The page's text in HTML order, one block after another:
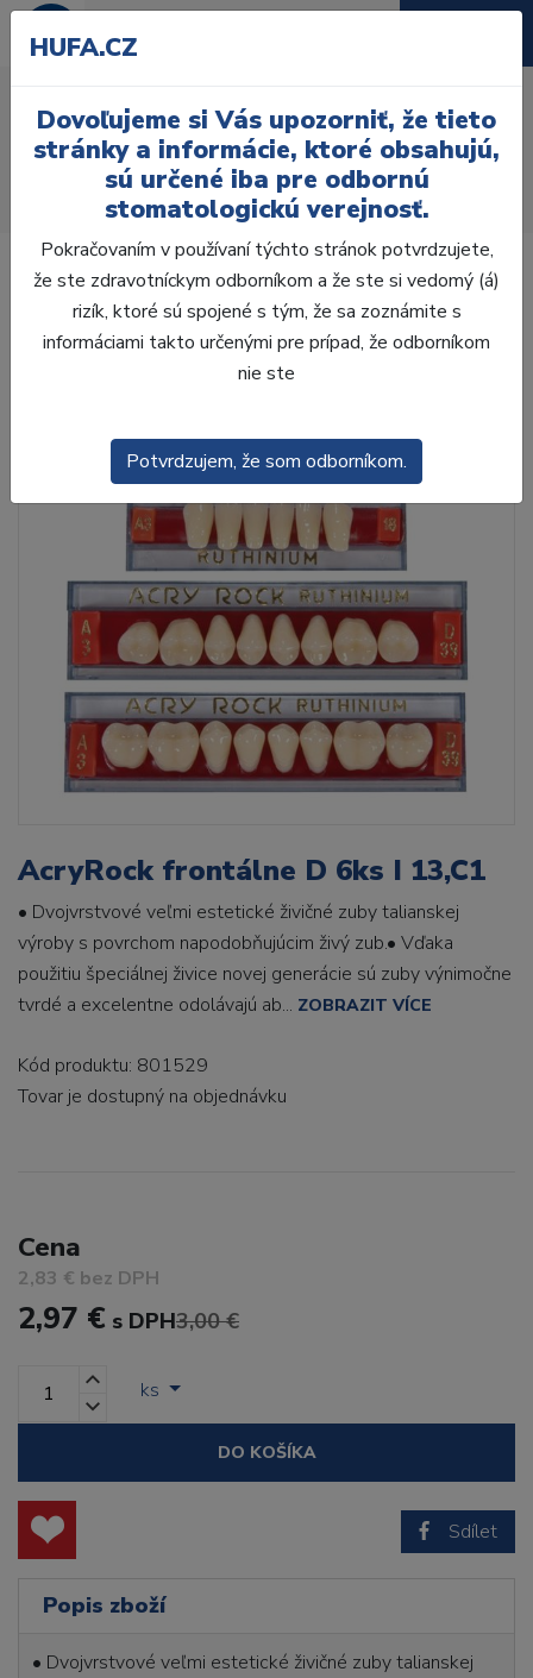
I 13,C1
Zuby
AcryRock
AcryRock frontálne D 6ks I 13,C1
AcryRock frontálne D 6ks I 13,C1
• Dvojvrstvové veľmi estetické živičné zuby talianskej
výroby s povrchom napodobňujúcim živý zub.• Vďaka
použitiu špeciálnej živice novej generácie sú zuby výnimočne
tvrdé a excelentne odolávajú ab... ZOBRAZIT VÍCE
Kód produktu: 801529
Tovar je dostupný na objednávku
Cena
2,83 € bez DPH
2,97 € s DPH3,00 €
ks
DO KOŠÍKA
Sdílet
Popis zboží
• Dvojvrstvové veľmi estetické živičné zuby talianskej
HUFA.CZ
Dovoľujeme si Vás upozorniť, že tieto
stránky a informácie, ktoré obsahujú,
sú určené iba pre odbornú
stomatologickú verejnosť.
Pokračovaním v používaní týchto stránok potvrdzujete,
že ste zdravotníckym odborníkom a že ste si vedomý (á)
rizík, ktoré sú spojené s tým, že sa zoznámite s
informáciami takto určenými pre prípad, že odborníkom
nie ste
Potvrdzujem, že som odborníkom.